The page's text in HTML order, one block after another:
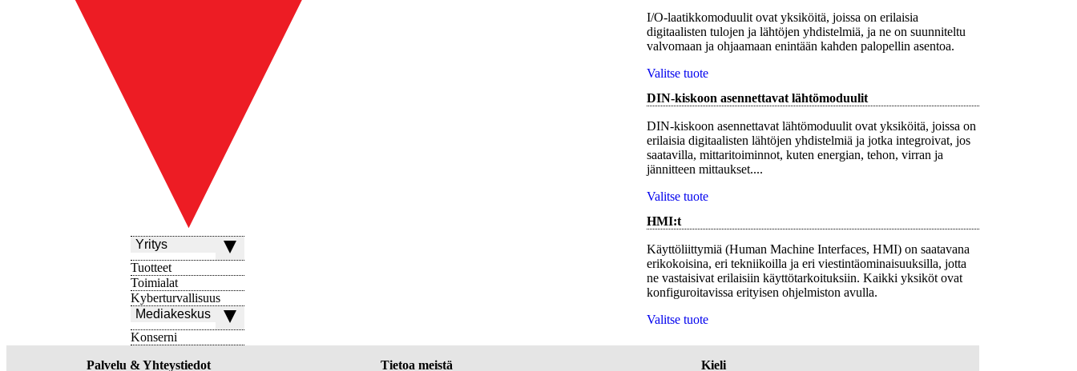
Yritys
Tuotteet
Toimialat
Kyberturvallisuus
Mediakeskus
Konserni
I/O-laatikkomoduulit ovat yksiköitä, joissa on erilaisia
digitaalisten tulojen ja lähtöjen yhdistelmiä, ja ne on suunniteltu
valvomaan ja ohjaamaan enintään kahden palopellin asentoa.
Valitse tuote
DIN-kiskoon asennettavat lähtömoduulit
DIN-kiskoon asennettavat lähtömoduulit ovat yksiköitä, joissa on
erilaisia digitaalisten lähtöjen yhdistelmiä ja jotka integroivat, jos
saatavilla, mittaritoiminnot, kuten energian, tehon, virran ja
jännitteen mittaukset....
Valitse tuote
HMI:t
Käyttöliittymiä (Human Machine Interfaces, HMI) on saatavana
erikokoisina, eri tekniikoilla ja eri viestintäominaisuuksilla, jotta
ne vastaisivat erilaisiin käyttötarkoituksiin. Kaikki yksiköt ovat
konfiguroitavissa erityisen ohjelmiston avulla.
Valitse tuote
Palvelu & Yhteystiedot Tietoa meistä Kieli